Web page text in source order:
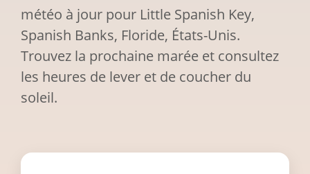
météo à jour pour Little Spanish Key,
Spanish Banks, Floride, États-Unis.
Trouvez la prochaine marée et consultez
les heures de lever et de coucher du
soleil.